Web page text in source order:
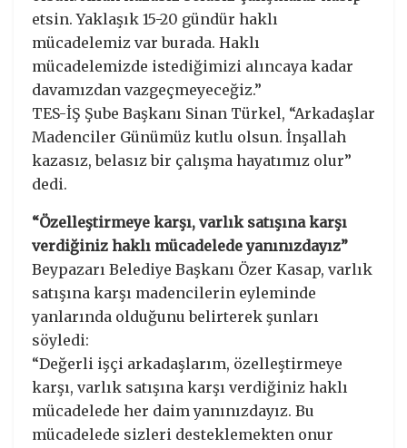
etsin. Yaklaşık 15-20 gündür haklı
mücadelemiz var burada. Haklı
mücadelemizde istediğimizi alıncaya kadar
davamızdan vazgeçmeyeceğiz.”
TES-İŞ Şube Başkanı Sinan Türkel, “Arkadaşlar
Madenciler Günümüz kutlu olsun. İnşallah
kazasız, belasız bir çalışma hayatımız olur”
dedi.
“Özelleştirmeye karşı, varlık satışına karşı
verdiğiniz haklı mücadelede yanınızdayız”
Beypazarı Belediye Başkanı Özer Kasap, varlık
satışına karşı madencilerin eyleminde
yanlarında olduğunu belirterek şunları
söyledi:
“Değerli işçi arkadaşlarım, özelleştirmeye
karşı, varlık satışına karşı verdiğiniz haklı
mücadelede her daim yanınızdayız. Bu
mücadelede sizleri desteklemekten onur